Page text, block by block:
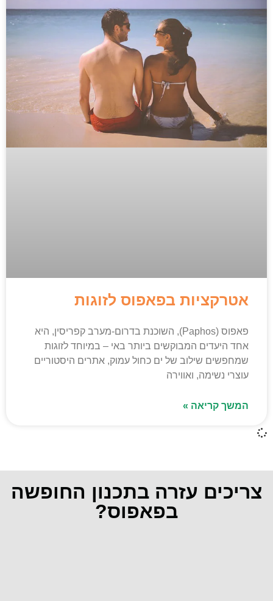
אטרקציות בפאפוס לזוגות
פאפוס (Paphos), השוכנת בדרום-מערב קפריסין, היא
אחד היעדים המבוקשים ביותר באי – במיוחד לזוגות
שמחפשים שילוב של ים כחול עמוק, אתרים היסטוריים
עוצרי נשימה, ואווירה
המשך קריאה »
צריכים עזרה בתכנון החופשה
בפאפוס?